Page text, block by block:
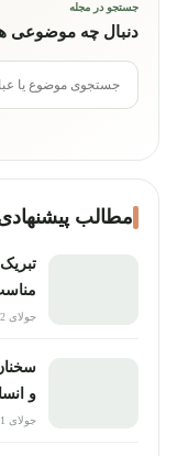
جستجو در مجله
دنبال چه موضوعی
جستجو برای:
مطالب
جولای 2, 2026
و
جولای 1, 2026